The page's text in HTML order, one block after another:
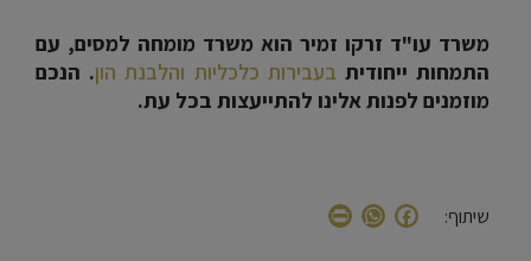
משרד עו"ד זרקו זמיר הוא משרד מומחה למסים, עם
התמחות ייחודית בעבירות כלכליות והלבנת הון. הנכם
מוזמנים לפנות אלינו להתייעצות בכל עת.
שיתוף: Facebook
WhatsApp